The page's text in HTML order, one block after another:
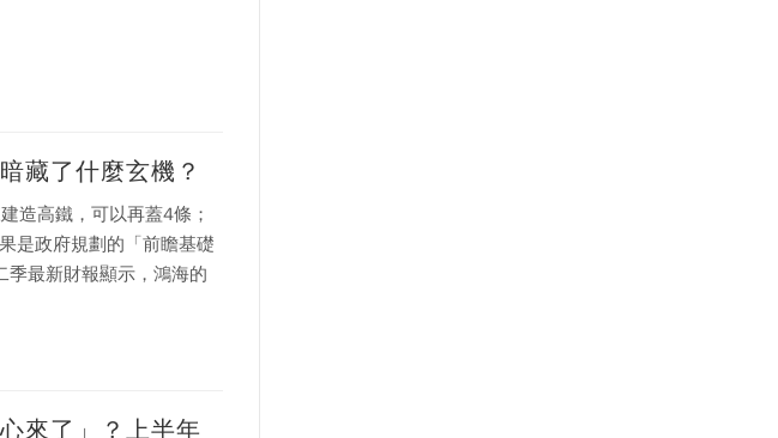
藏了什麼玄機？
造高鐵，可以再蓋4條；
是政府規劃的「前瞻基礎
季最新財報顯示，鴻海的
來了」？上半年